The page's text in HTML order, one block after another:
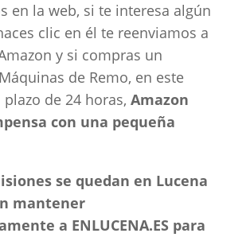
en la web, si te interesa algún
clic en él te reenviamos a
y si compras un
de Remo, en este
plazo de 24 horas, Amazon
con una pequeña
se quedan en Lucena
mantener
a ENLUCENA.ES para